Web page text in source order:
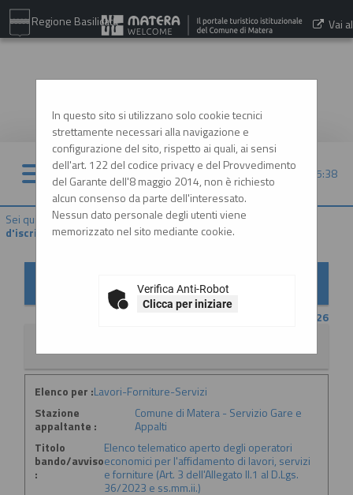
Regione Basilicata Vai al
08/08/2026 05:38
Sei qui: Home»Elenco operatori economici»Bandi e avvisi
d'iscrizione
In questo sito si utilizzano solo cookie tecnici
strettamente necessari alla navigazione e
configurazione del sito, rispetto ai quali, ai sensi
dell'art. 122 del codice privacy e del Provvedimento
del Garante dell'8 maggio 2014, non è richiesto
alcun consenso da parte dell'interessato.
Nessun dato personale degli utenti viene
memorizzato nel sito mediante cookie.
Verifica Anti-Robot
Clicca per iniziare
CONTENUTO AGGIORNATO AL 20/07/2026
Elenco per :Lavori-Forniture-Servizi
Stazione
appaltante :
Comune di Matera - Servizio Gare e
Appalti
Titolo
bando/avviso
:
Elenco telematico aperto degli operatori
economici per l'affidamento di lavori, servizi
e forniture (Art. 3 dell'Allegato II.1 al D.Lgs.
36/2023 e ss.mm.ii.)